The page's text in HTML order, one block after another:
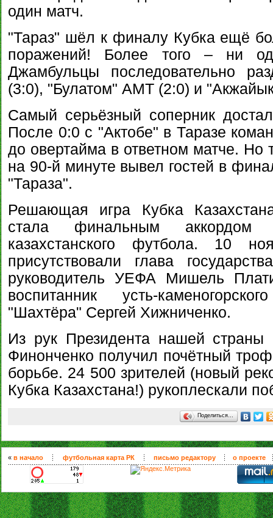
один матч.
"Тараз" шёл к финалу Кубка ещё
поражений! Более того – ни
Джамбульцы последовательно
(3:0), "Булатом" АМТ (2:0) и
Самый серьёзный соперник
После 0:0 с "Актобе" в Таразе
до овертайма в ответном матче.
на 90-й минуте вывел гостей в
"Тараза".
Решающая игра Кубка
стала финальным аккордом
казахстанского футбола. 10
присутствовали глава
руководитель УЕФА Мишель
воспитанник усть-
"Шахтёра" Сергей Хижниченко.
Из рук Президента нашей
Финонченко получил почётный
борьбе. 24 500 зрителей (новый
Кубка Казахстана!) рукоплескали
Поделиться…
« в начало футбольная карта РК письмо редактору о проекте